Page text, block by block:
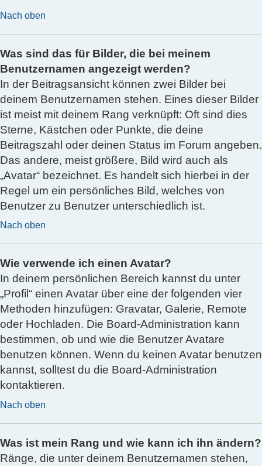
Nach oben
Was sind das für Bilder, die bei meinem
Benutzernamen angezeigt werden?
In der Beitragsansicht können zwei Bilder bei
deinem Benutzernamen stehen. Eines dieser Bilder
ist meist mit deinem Rang verknüpft: Oft sind dies
Sterne, Kästchen oder Punkte, die deine
Beitragszahl oder deinen Status im Forum angeben.
Das andere, meist größere, Bild wird auch als
„Avatar“ bezeichnet. Es handelt sich hierbei in der
Regel um ein persönliches Bild, welches von
Benutzer zu Benutzer unterschiedlich ist.
Nach oben
Wie verwende ich einen Avatar?
In deinem persönlichen Bereich kannst du unter
„Profil“ einen Avatar über eine der folgenden vier
Methoden hinzufügen: Gravatar, Galerie, Remote
oder Hochladen. Die Board-Administration kann
bestimmen, ob und wie die Benutzer Avatare
benutzen können. Wenn du keinen Avatar benutzen
kannst, solltest du die Board-Administration
kontaktieren.
Nach oben
Was ist mein Rang und wie kann ich ihn ändern?
Ränge, die unter deinem Benutzernamen stehen,